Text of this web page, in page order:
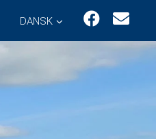
DANSK